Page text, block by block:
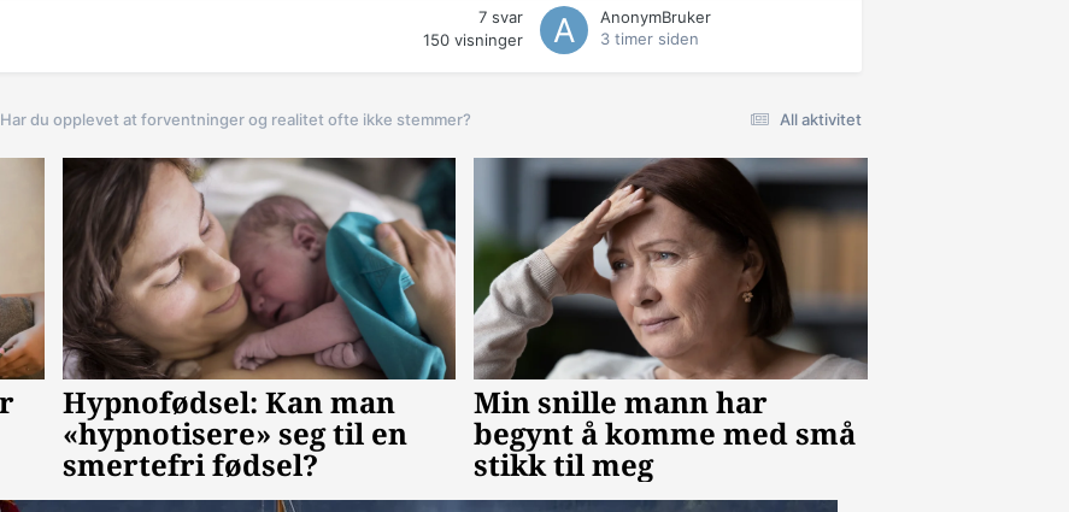
7 svar
150 visninger
AnonymBruker
3 timer siden
All aktivitet
Har du opplevet at forventninger og realitet ofte ikke stemmer?